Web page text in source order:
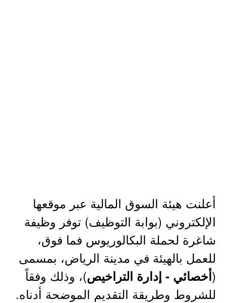
أعلنت هيئة السوق المالية عبر موقعها
الإلكتروني (بوابة التوظيف) توفر وظيفة
شاغرة لحملة البكالوريوس فما فوق،
للعمل بالهيئة في مدينة الرياض، بمسمى
(أخصائي - إدارة التراخيص)، وذلك وفقاً
للشروط وطريقة التقديم الموضحة أدناه.